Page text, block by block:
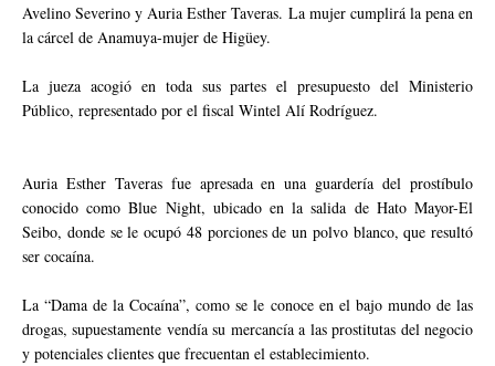
Avelino Severino y Auria Esther Taveras. La mujer cumplirá la pena en
la cárcel de Anamuya-mujer de Higüey.
La jueza acogió en toda sus partes el presupuesto del Ministerio
Público, representado por el fiscal Wintel Alí Rodríguez.
Auria Esther Taveras fue apresada en una guardería del prostíbulo
conocido como Blue Night, ubicado en la salida de Hato Mayor-El
Seibo, donde se le ocupó 48 porciones de un polvo blanco, que resultó
ser cocaína.
La “Dama de la Cocaína”, como se le conoce en el bajo mundo de las
drogas, supuestamente vendía su mercancía a las prostitutas del negocio
y potenciales clientes que frecuentan el establecimiento.